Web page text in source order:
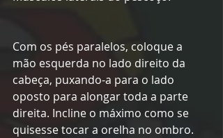
Com os pés paralelos, coloque a
mão esquerda no lado direito da
cabeça, puxando-a para o lado
oposto para alongar toda a parte
direita. Incline o máximo como se
quisesse tocar a orelha no ombro.